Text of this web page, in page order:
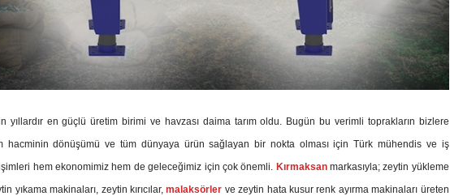
yıllardır en güçlü üretim birimi ve havzası daima tarım oldu. Bugün bu verimli toprakların bizlere
hacminin dönüşümü ve tüm dünyaya ürün sağlayan bir nokta olması için Türk mühendis ve iş
hem ekonomimiz hem de geleceğimiz için çok önemli. Kırmaksan markasıyla; zeytin yükleme
yıkama makinaları, zeytin kırıcılar,malaksörler ve zeytin hata kusur renk ayırma makinaları üreten